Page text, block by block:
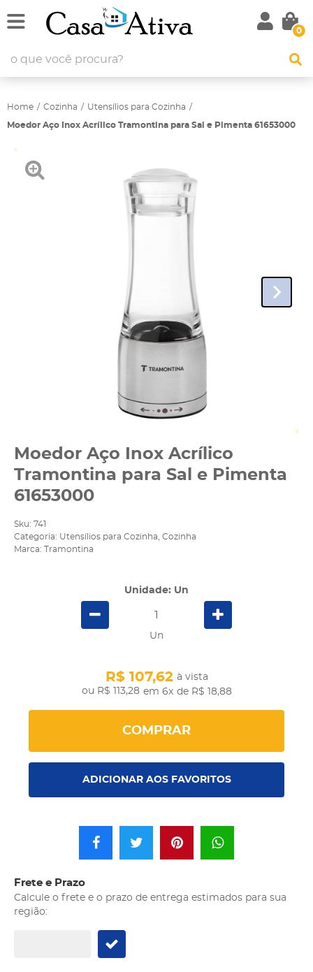
0
Home Cozinha Utensílios para Cozinha
Moedor Aço Inox Acrílico Tramontina para Sal e Pimenta 61653000
Moedor Aço Inox Acrílico
Tramontina para Sal e Pimenta
61653000
Sku: 741
Categoria: Utensílios para Cozinha Cozinha
Marca:
Tramontina
Unidade: Un
Un
R$ 113,28
R$ 107,62 à vista
em 6x de R$ 18,88
COMPRAR
ADICIONAR AOS FAVORITOS
Frete e Prazo
Calcule o frete e o prazo de entrega estimados para sua
região: